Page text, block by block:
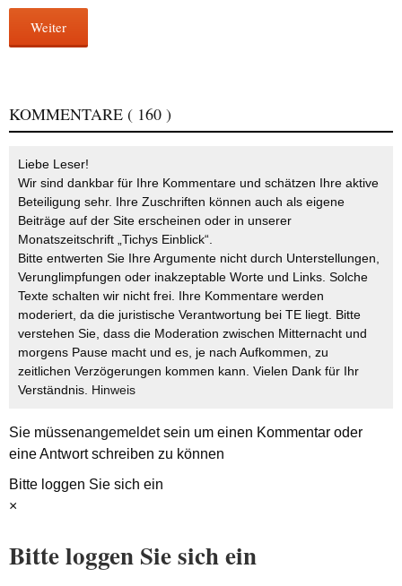
Weiter
KOMMENTARE ( 160 )
Liebe Leser!
Wir sind dankbar für Ihre Kommentare und schätzen Ihre aktive
Beteiligung sehr. Ihre Zuschriften können auch als eigene
Beiträge auf der Site erscheinen oder in unserer
Monatszeitschrift „Tichys Einblick“.
Bitte entwerten Sie Ihre Argumente nicht durch Unterstellungen,
Verunglimpfungen oder inakzeptable Worte und Links. Solche
Texte schalten wir nicht frei. Ihre Kommentare werden
moderiert, da die juristische Verantwortung bei TE liegt. Bitte
verstehen Sie, dass die Moderation zwischen Mitternacht und
morgens Pause macht und es, je nach Aufkommen, zu
zeitlichen Verzögerungen kommen kann. Vielen Dank für Ihr
Verständnis. Hinweis
Sie müssenangemeldetsein um einen Kommentar oder
eine Antwort schreiben zu können
Bitte loggen Sie sich ein
×
Bitte loggen Sie sich ein